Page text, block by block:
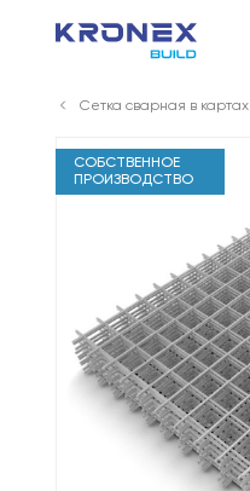
Сетка сварная в картах
СОБСТВЕННОЕ
ПРОИЗВОДСТВО